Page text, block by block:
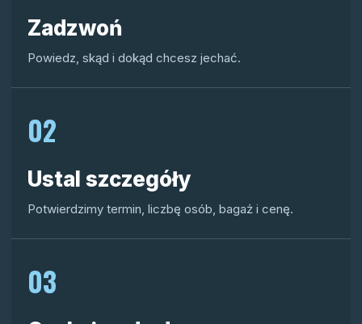
Zadzwoń
Powiedz, skąd i dokąd chcesz jechać.
02
Ustal szczegóły
Potwierdzimy termin, liczbę osób, bagaż i cenę.
03